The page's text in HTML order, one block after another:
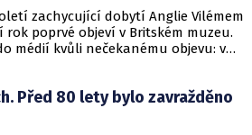
zachycující dobytí Anglie Vilémem
rok poprvé objeví v Britském muzeu.
médií kvůli nečekanému objevu: v
z období druhé světové války.
Před 80 lety bylo zavražděno